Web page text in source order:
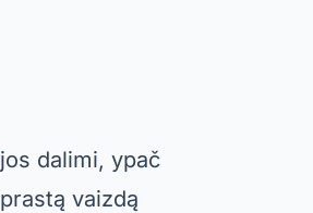
dalimi, ypač
vaizdą